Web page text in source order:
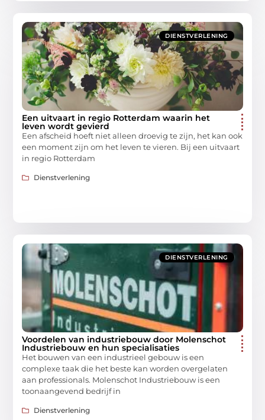
DIENSTVERLENING
Een uitvaart in regio Rotterdam waarin het
leven wordt gevierd
Een afscheid hoeft niet alleen droevig te zijn, het kan ook
een moment zijn om het leven te vieren. Bij een uitvaart
in regio Rotterdam
Dienstverlening
DIENSTVERLENING
Voordelen van industriebouw door Molenschot
Industriebouw en hun specialisaties
Het bouwen van een industrieel gebouw is een
complexe taak die het beste kan worden overgelaten
aan professionals. Molenschot Industriebouw is een
toonaangevend bedrijf in
Dienstverlening